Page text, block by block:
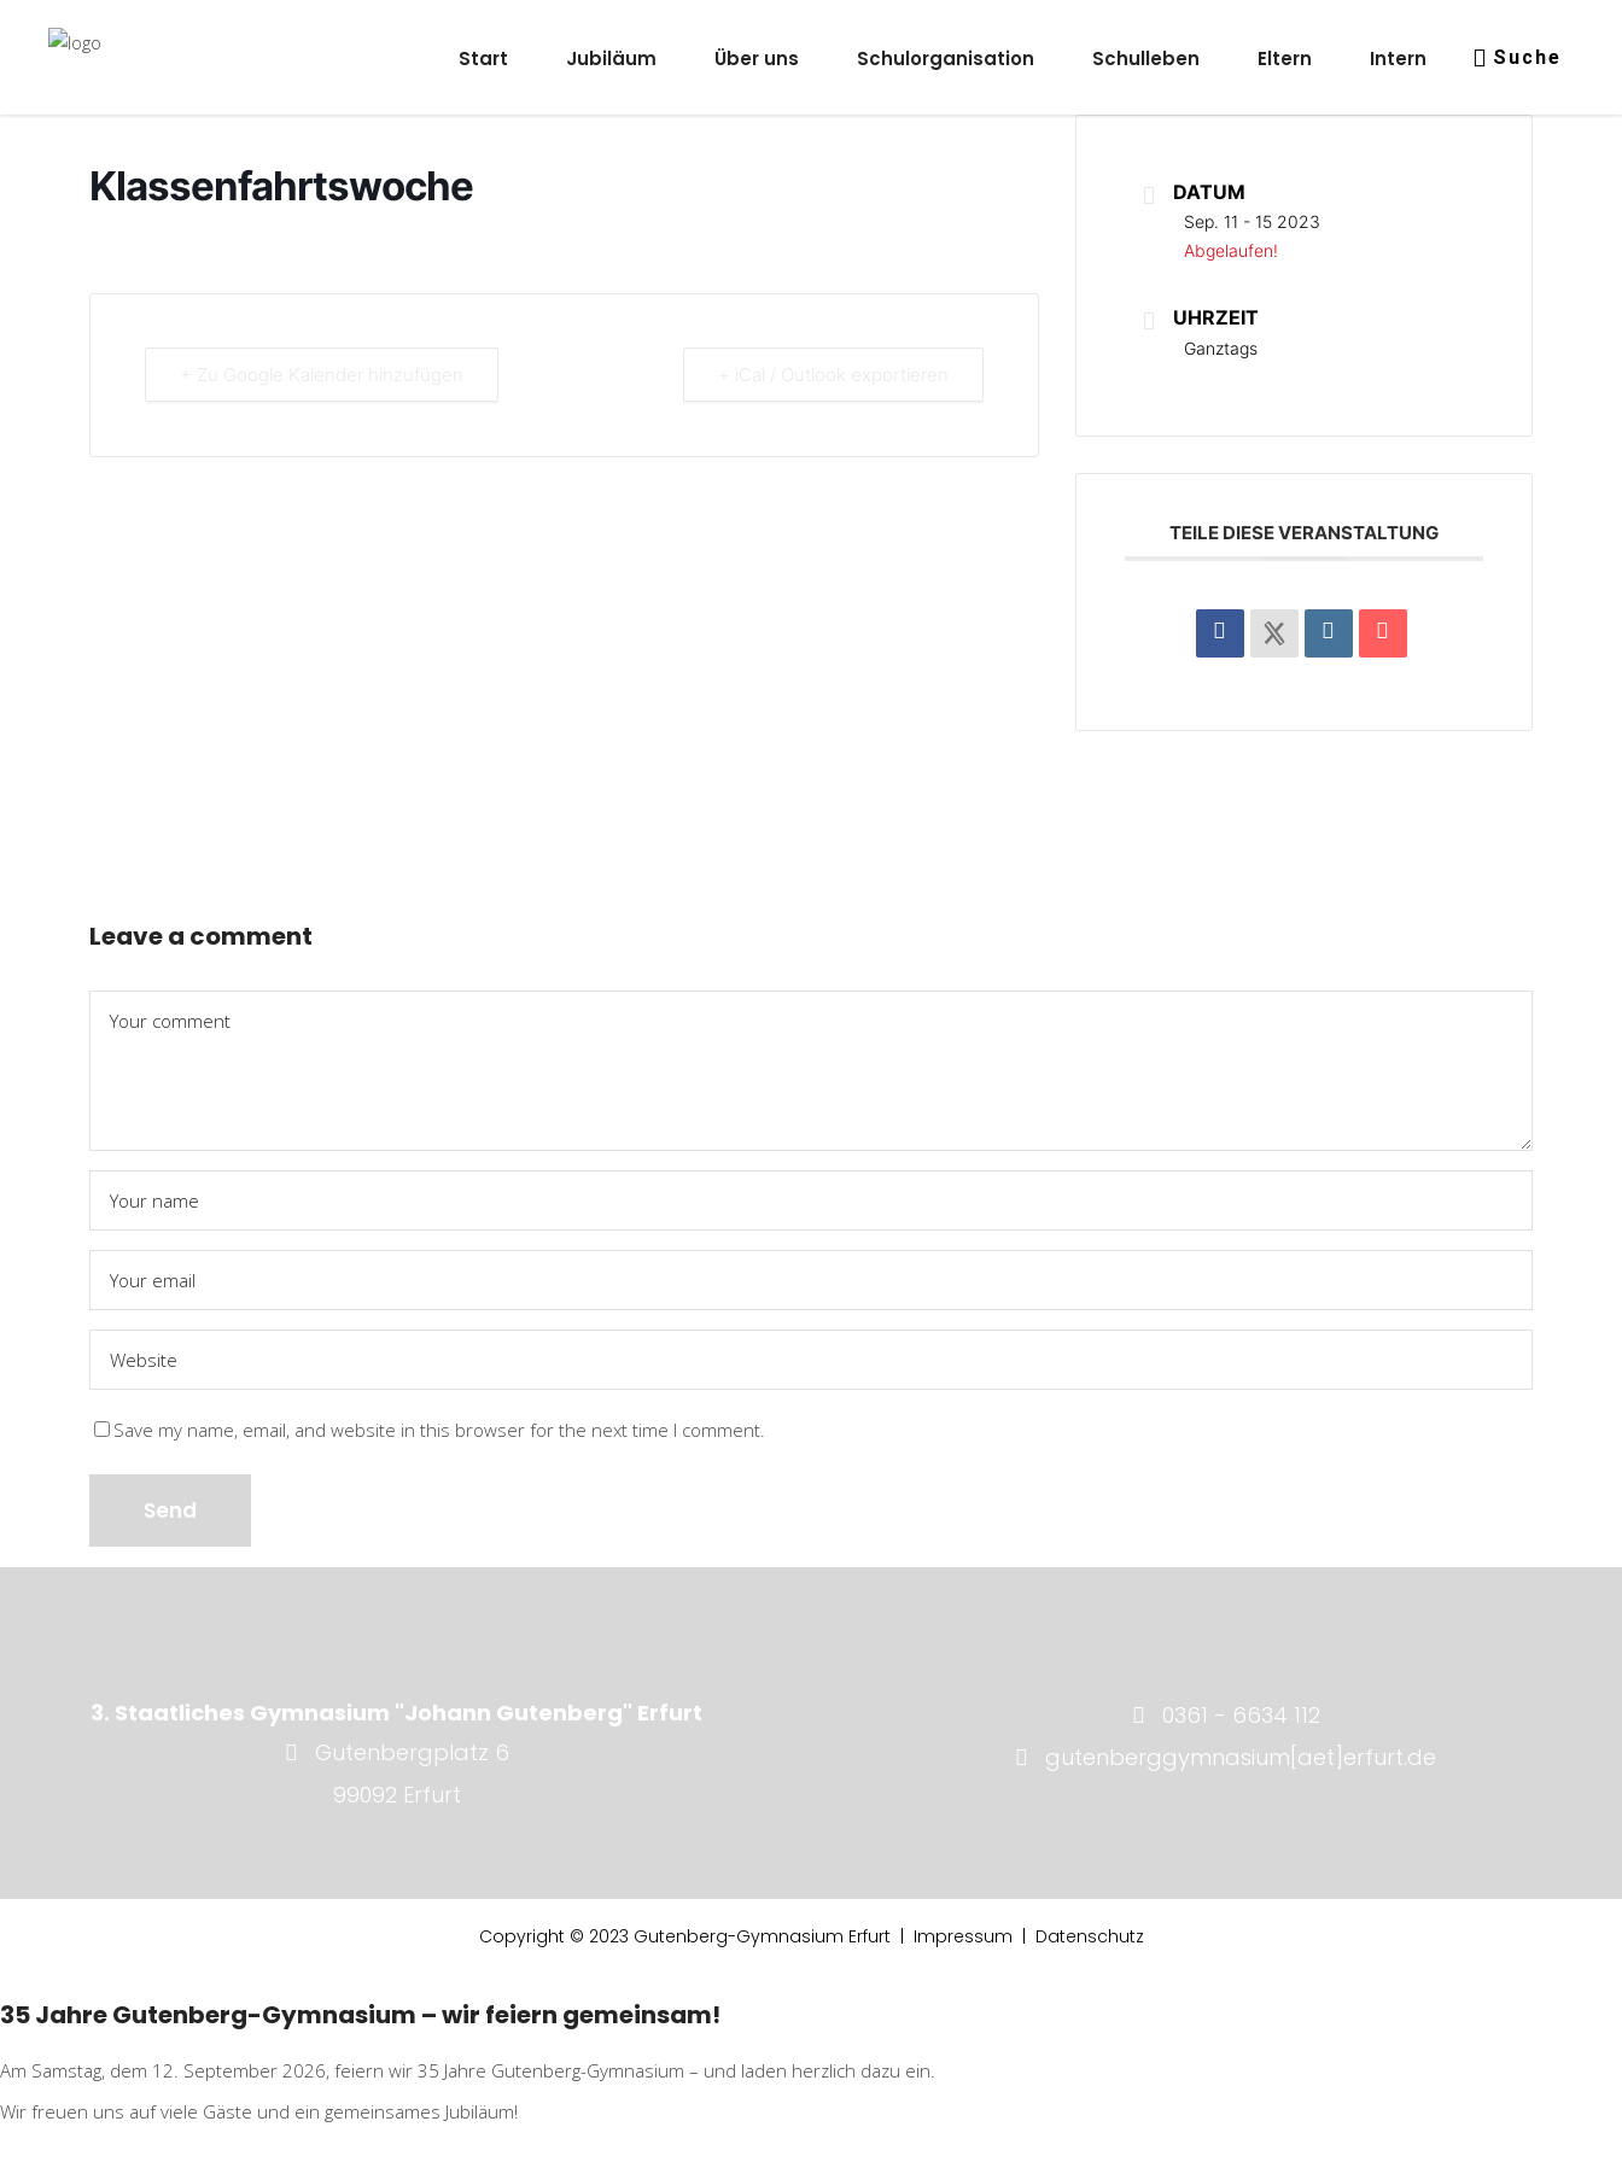
Start Jubiläum Über uns Schulorganisation Schulleben Eltern Intern Suche
Klassenfahrtswoche DATUM
Sep. 11 - 15 2023
Abgelaufen!
UHRZEIT
Ganztags
TEILE DIESE VERANSTALTUNG
Leave a comment
Save my name, email, and website in this browser for the next time I comment.
3. Staatliches Gymnasium "Johann Gutenberg" Erfurt
Gutenbergplatz 6
99092 Erfurt
0361 - 6634 112
gutenberggymnasium[aet]erfurt.de
Copyright © 2023 Gutenberg-Gymnasium Erfurt | Impressum Datenschutz
35 Jahre Gutenberg-Gymnasium – wir feiern gemeinsam!
Am Samstag, dem 12. September 2026, feiern wir 35 Jahre Gutenberg-Gymnasium – und laden herzlich dazu ein.
Wir freuen uns auf viele Gäste und ein gemeinsames Jubiläum!